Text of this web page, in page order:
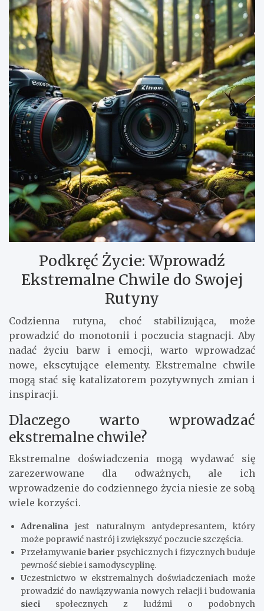
Podkręć Życie: Wprowadź
Ekstremalne Chwile do Swojej
Rutyny
Codzienna rutyna, choć stabilizująca, może
prowadzić do monotonii i poczucia stagnacji. Aby
nadać życiu barw i emocji, warto wprowadzać
nowe, ekscytujące elementy. Ekstremalne chwile
mogą stać się katalizatorem pozytywnych zmian i
inspiracji.
Dlaczego warto wprowadzać
ekstremalne chwile?
Ekstremalne doświadczenia mogą wydawać się
zarezerwowane dla odważnych, ale ich
wprowadzenie do codziennego życia niesie ze sobą
wiele korzyści.
Adrenalina jest naturalnym antydepresantem, który
może poprawić nastrój i zwiększyć poczucie szczęścia.
Przełamywaniebarier psychicznych i fizycznych buduje
pewność siebie i samodyscyplinę.
Uczestnictwo w ekstremalnych doświadczeniach może
prowadzić do nawiązywania nowych relacji i budowania
sieci społecznych z ludźmi o podobnych